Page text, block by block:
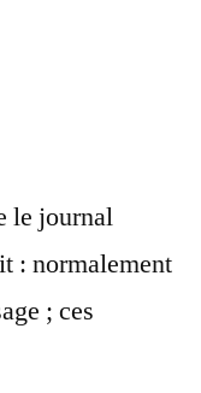
le journal
: normalement
; ces